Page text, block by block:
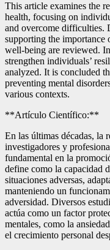
This article examines the
health, focusing on
and overcome difficulties.
supporting the
well-being are reviewed.
strengthen individuals’
analyzed. It is concluded
preventing mental
various contexts.
**Artículo Científico:**
En las últimas décadas, la
investigadores y
fundamental en la
define como la capacidad
situaciones adversas,
manteniendo un
adversidad. Diversos
actúa como un factor
mentales, como la
el crecimiento personal